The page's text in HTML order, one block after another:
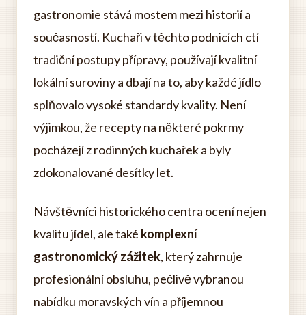
gastronomie stává mostem mezi historií a
současností. Kuchaři v těchto podnicích ctí
tradiční postupy přípravy, používají kvalitní
lokální suroviny a dbají na to, aby každé jídlo
splňovalo vysoké standardy kvality. Není
výjimkou, že recepty na některé pokrmy
pocházejí z rodinných kuchařek a byly
zdokonalované desítky let.
Návštěvníci historického centra ocení nejen
kvalitu jídel, ale také komplexní
gastronomický zážitek, který zahrnuje
profesionální obsluhu, pečlivě vybranou
nabídku moravských vín a příjemnou